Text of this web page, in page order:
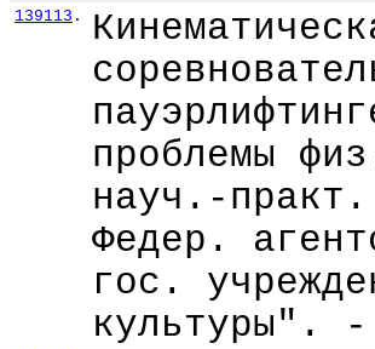
139113 .
проблемы
науч.-
Федер.
гос.